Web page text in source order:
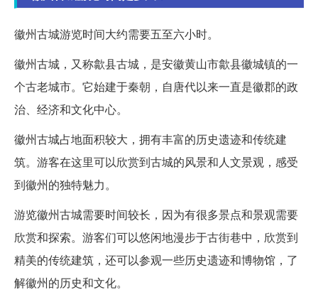
徽州古城游览时间大约需要五至六小时。
徽州古城，又称歙县古城，是安徽黄山市歙县徽城镇的一
个古老城市。它始建于秦朝，自唐代以来一直是徽郡的政
治、经济和文化中心。
徽州古城占地面积较大，拥有丰富的历史遗迹和传统建
筑。游客在这里可以欣赏到古城的风景和人文景观，感受
到徽州的独特魅力。
游览徽州古城需要时间较长，因为有很多景点和景观需要
欣赏和探索。游客们可以悠闲地漫步于古街巷中，欣赏到
精美的传统建筑，还可以参观一些历史遗迹和博物馆，了
解徽州的历史和文化。